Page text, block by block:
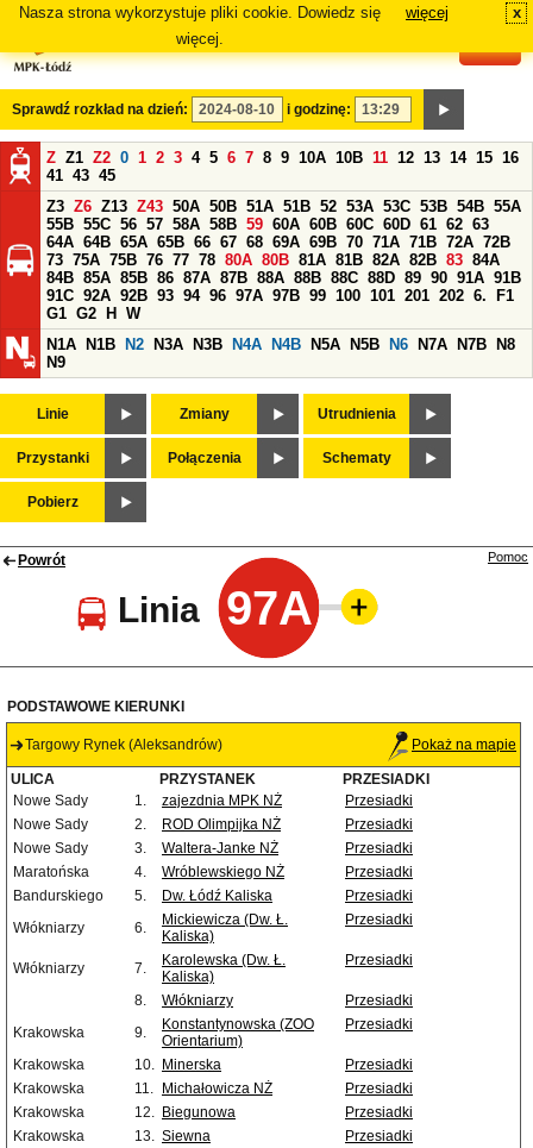
Nasza strona wykorzystuje pliki cookie. Dowiedz się
więcej.
więcej x
Sprawdź rozkład na dzień: i godzinę:
Z Z1 Z2 0 1 2 3 4 5 6 7 8 9 10A 10B 11 12 13 14 15 16
41 43 45
Z3 Z6 Z13 Z43 50A 50B 51A 51B 52 53A 53C 53B 54B 55A
55B 55C 56 57 58A 58B 59 60A 60B 60C 60D 61 62 63
64A 64B 65A 65B 66 67 68 69A 69B 70 71A 71B 72A 72B
73 75A 75B 76 77 78 80A 80B 81A 81B 82A 82B 83 84A
84B 85A 85B 86 87A 87B 88A 88B 88C 88D 89 90 91A 91B
91C 92A 92B 93 94 96 97A 97B 99 100 101 201 202 6.
F1
G1 G2 H
W
N1A
N1B N2 N3A N3B N4A N4B N5A N5B N6 N7A N7B
N8
N9
Linie Zmiany Utrudnienia
Przystanki Połączenia Schematy
Pobierz
Powrót
Linia 97A
Pomoc
PODSTAWOWE KIERUNKI
Targowy Rynek (Aleksandrów) Pokaż na mapie
ULICA PRZYSTANEK
PRZESIADKI
Nowe Sady
1. zajezdnia MPK NŻ
Przesiadki
Nowe Sady
2. ROD Olimpijka NŻ
Przesiadki
Nowe Sady
3. Waltera-Janke NŻ
Przesiadki
Maratońska
4. Wróblewskiego NŻ
Przesiadki
Bandurskiego
5. Dw. Łódź Kaliska
Przesiadki
Włókniarzy
6.
Mickiewicza (Dw. Ł.
Kaliska)
Przesiadki
Włókniarzy 7.
Karolewska (Dw. Ł.
Kaliska)
Przesiadki
8. Włókniarzy
Przesiadki
Krakowska
9.
Konstantynowska (ZOO
Orientarium)
Przesiadki
Krakowska 10. Minerska
Przesiadki
Krakowska
11. Michałowicza NŻ
Przesiadki
Krakowska
12. Biegunowa
Przesiadki
Krakowska
13. Siewna
Przesiadki